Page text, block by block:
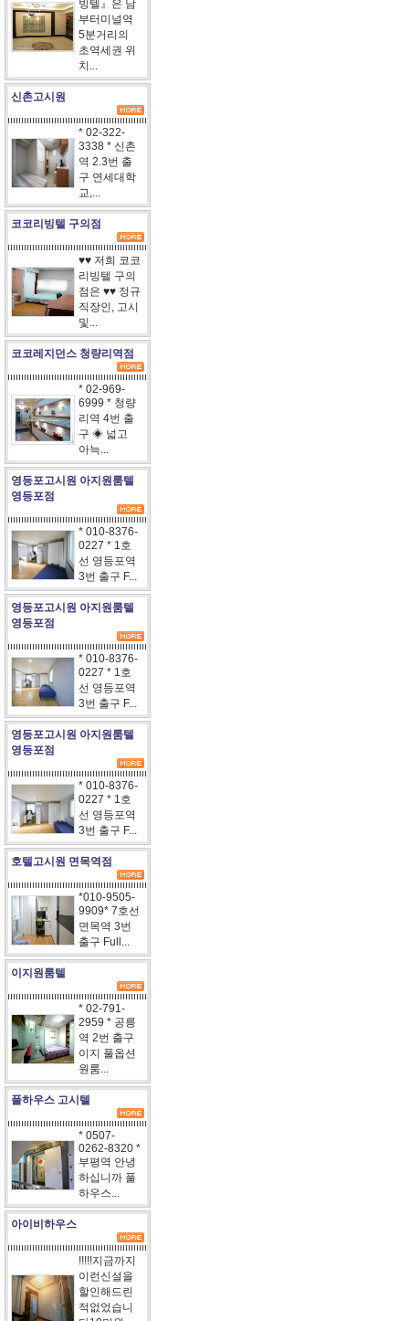
빙텔』은 남
부터미널역
5분거리의
초역세권 위
치...
신촌고시원
* 02-322-
3338 * 신촌
역 2.3번 출
구 연세대학
교,...
코코리빙텔 구의점
♥♥ 저희 코코
리빙텔 구의
점은 ♥♥ 정규
직장인, 고시
및...
코코레지던스 청량리역점
* 02-969-
6999 * 청량
리역 4번 출
구 ◈ 넓고
아늑...
영등포고시원 아지원룸텔
영등포점
* 010-8376-
0227 * 1호
선 영등포역
3번 출구 F...
영등포고시원 아지원룸텔
영등포점
* 010-8376-
0227 * 1호
선 영등포역
3번 출구 F...
영등포고시원 아지원룸텔
영등포점
* 010-8376-
0227 * 1호
선 영등포역
3번 출구 F...
호텔고시원 면목역점
*010-9505-
9909* 7호선
면목역 3번
출구 Full...
이지원룸텔
* 02-791-
2959 * 공릉
역 2번 출구
이지 풀옵션
원룸...
풀하우스 고시텔
* 0507-
0262-8320 *
부평역 안녕
하십니까 풀
하우스...
아이비하우스
!!!!!지금까지
이런신설을
할인해드린
적없었습니